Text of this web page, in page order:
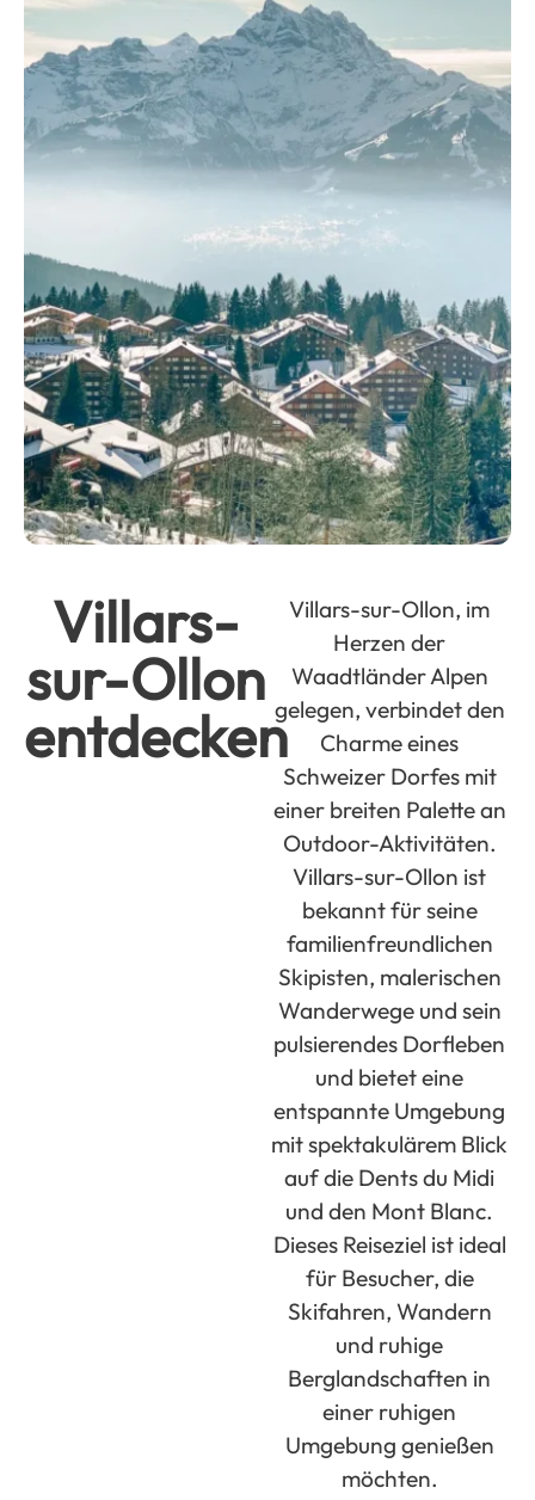
Villars-
sur-Ollon
entdecken
Villars-sur-Ollon, im
Herzen der
Waadtländer Alpen
gelegen, verbindet den
Charme eines
Schweizer Dorfes mit
einer breiten Palette an
Outdoor-Aktivitäten.
Villars-sur-Ollon ist
bekannt für seine
familienfreundlichen
Skipisten, malerischen
Wanderwege und sein
pulsierendes Dorfleben
und bietet eine
entspannte Umgebung
mit spektakulärem Blick
auf die Dents du Midi
und den Mont Blanc.
Dieses Reiseziel ist ideal
für Besucher, die
Skifahren, Wandern
und ruhige
Berglandschaften in
einer ruhigen
Umgebung genießen
möchten.